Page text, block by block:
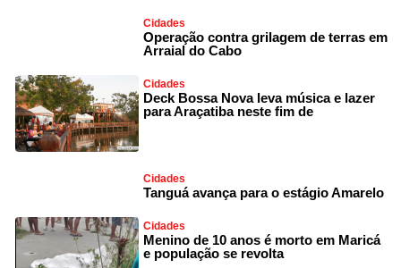
Cidades
Operação contra grilagem de terras em
Arraial do Cabo
Cidades
Deck Bossa Nova leva música e lazer
para Araçatiba neste fim de
Cidades
Tanguá avança para o estágio Amarelo
Cidades
Menino de 10 anos é morto em Maricá
e população se revolta